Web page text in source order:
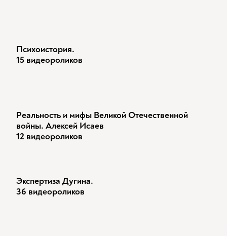
Психоистория.
15 видеороликов
Реальность и мифы Великой Отечественной
войны. Алексей Исаев
12 видеороликов
Экспертиза Дугина.
36 видеороликов